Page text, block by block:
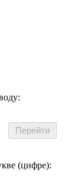
(цифре):